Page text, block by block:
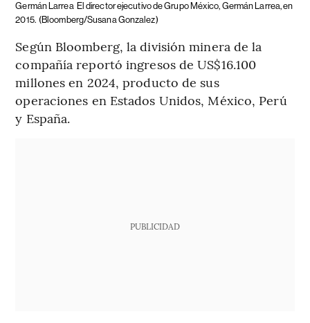
Germán Larrea El director ejecutivo de Grupo México, Germán Larrea, en
2015. (Bloomberg/Susana Gonzalez)
Según Bloomberg, la división minera de la
compañía reportó ingresos de US$16.100
millones en 2024, producto de sus
operaciones en Estados Unidos, México, Perú
y España.
PUBLICIDAD